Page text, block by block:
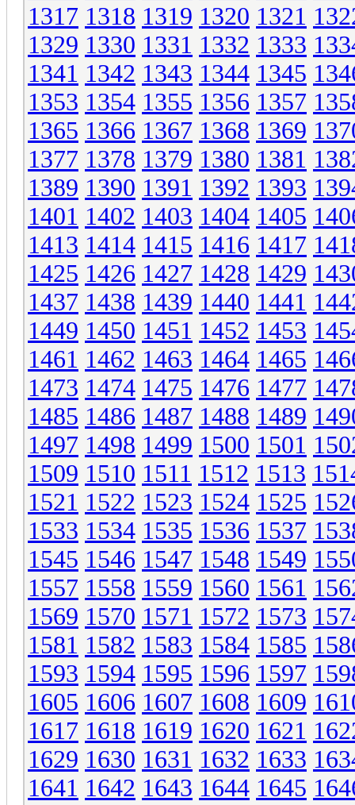
1317 1318 1319 1320 1321
1329 1330 1331 1332 1333
1341 1342 1343 1344 1345
1353 1354 1355 1356 1357
1365 1366 1367 1368 1369
1377 1378 1379 1380 1381
1389 1390 1391 1392 1393
1401 1402 1403 1404 1405
1413 1414 1415 1416 1417
1425 1426 1427 1428 1429
1437 1438 1439 1440 1441
1449 1450 1451 1452 1453
1461 1462 1463 1464 1465
1473 1474 1475 1476 1477
1485 1486 1487 1488 1489
1497 1498 1499 1500 1501
1509 1510 1511 1512 1513
1521 1522 1523 1524 1525
1533 1534 1535 1536 1537
1545 1546 1547 1548 1549
1557 1558 1559 1560 1561
1569 1570 1571 1572 1573
1581 1582 1583 1584 1585
1593 1594 1595 1596 1597
1605 1606 1607 1608 1609
1617 1618 1619 1620 1621
1629 1630 1631 1632 1633
1641 1642 1643 1644 1645